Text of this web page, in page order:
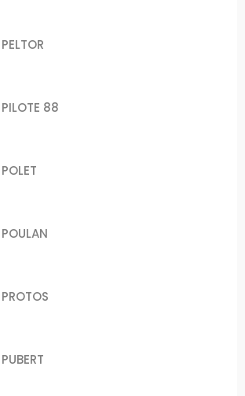
PELTOR
PILOTE 88
POLET
POULAN
PROTOS
PUBERT